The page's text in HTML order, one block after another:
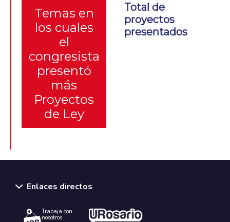
Temas en
los cuales
el
congresista
presentó
más
Proyectos
de Ley
Total de
proyectos
presentados
Enlaces directos
Trabaja con
nosotros.